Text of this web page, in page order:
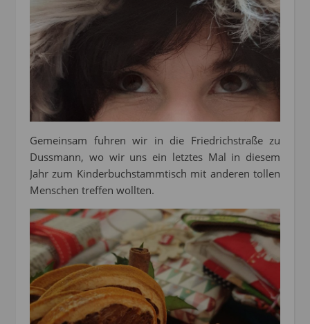
Gemeinsam fuhren wir in die Friedrichstraße zu
Dussmann, wo wir uns ein letztes Mal in diesem
Jahr zum Kinderbuchstammtisch mit anderen tollen
Menschen treffen wollten.